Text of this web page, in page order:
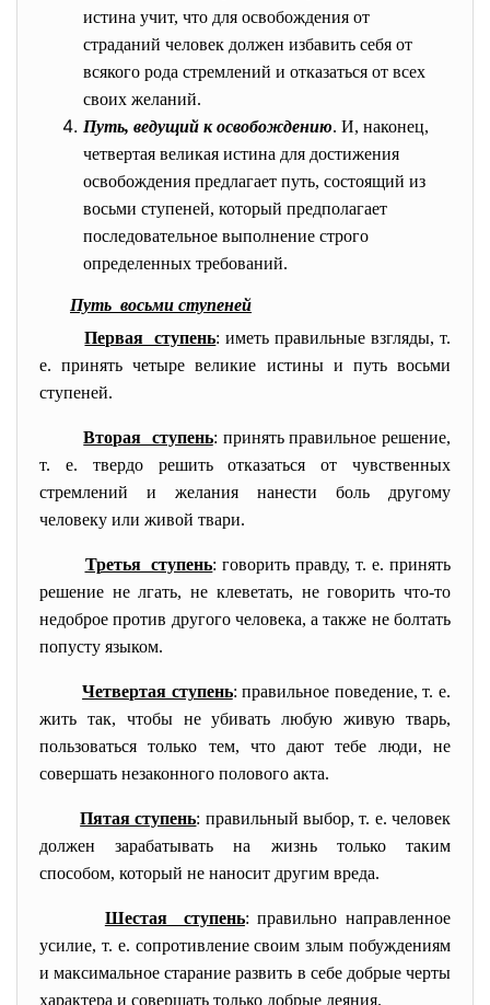
истина учит, что для освобождения от
страданий человек должен избавить себя от
всякого рода стремлений и отказаться от всех
своих желаний.
Путь, ведущий к освобождению. И, наконец,
четвертая великая истина для достижения
освобождения предлагает путь, состоящий из
восьми ступеней, который предполагает
последовательное выполнение строго
определенных требований.
Путь восьми ступеней
Первая ступень: иметь правильные взгляды, т.
е. принять четыре великие истины и путь восьми
ступеней.
Вторая ступень: принять правильное решение,
т. е. твердо решить отказаться от чувственных
стремлений и желания нанести боль другому
человеку или живой твари.
Третья ступень: говорить правду, т. е. принять
решение не лгать, не клеветать, не говорить что-то
недоброе против другого человека, а также не болтать
попусту языком.
Четвертая ступень: правильное поведение, т. е.
жить так, чтобы не убивать любую живую тварь,
пользоваться только тем, что дают тебе люди, не
совершать незаконного полового акта.
Пятая ступень: правильный выбор, т. е. человек
должен зарабатывать на жизнь только таким
способом, который не наносит другим вреда.
Шестая ступень: правильно направленное
усилие, т. е. сопротивление своим злым побуждениям
и максимальное старание развить в себе добрые черты
характера и совершать только добрые деяния.